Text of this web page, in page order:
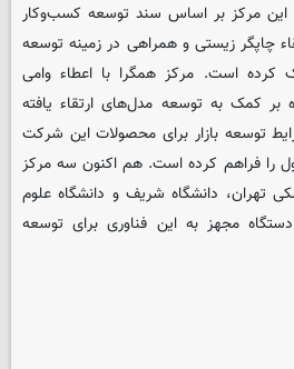
مرکز بر اساس سند توسعه کسب‌وکار
چاپگر زیستی و همراهی در زمینه توسعه
است. مرکز همگرا با اعطاء وامی
کمک به توسعه مدل‌های ارتقاء یافته
توسعه بازار برای محصولات این شرکت
را فراهم کرده است. هم اکنون سه مرکز
تهران، دانشگاه شریف و دانشگاه علوم
مجهز به این فناوری برای توسعه